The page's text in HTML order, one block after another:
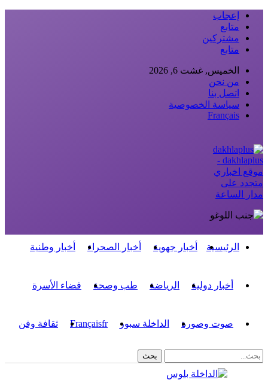
إعجاب
متابع
مشتركين
متابع
الخميس, غشت 6, 2026
من نحن
اتصل بنا
سياسة الخصوصية
Français
dakhlaplus -
موقع اخباري
متجدد على
مدار الساعة
الرئيسية أخبار جهوية أخبار الصحراء أخبار وطنية
أخبار دولية الرياضة طب وصحة فضاء الأسرة
صوت وصورة الداخلة سبور Françaisfr ثقافة وفن